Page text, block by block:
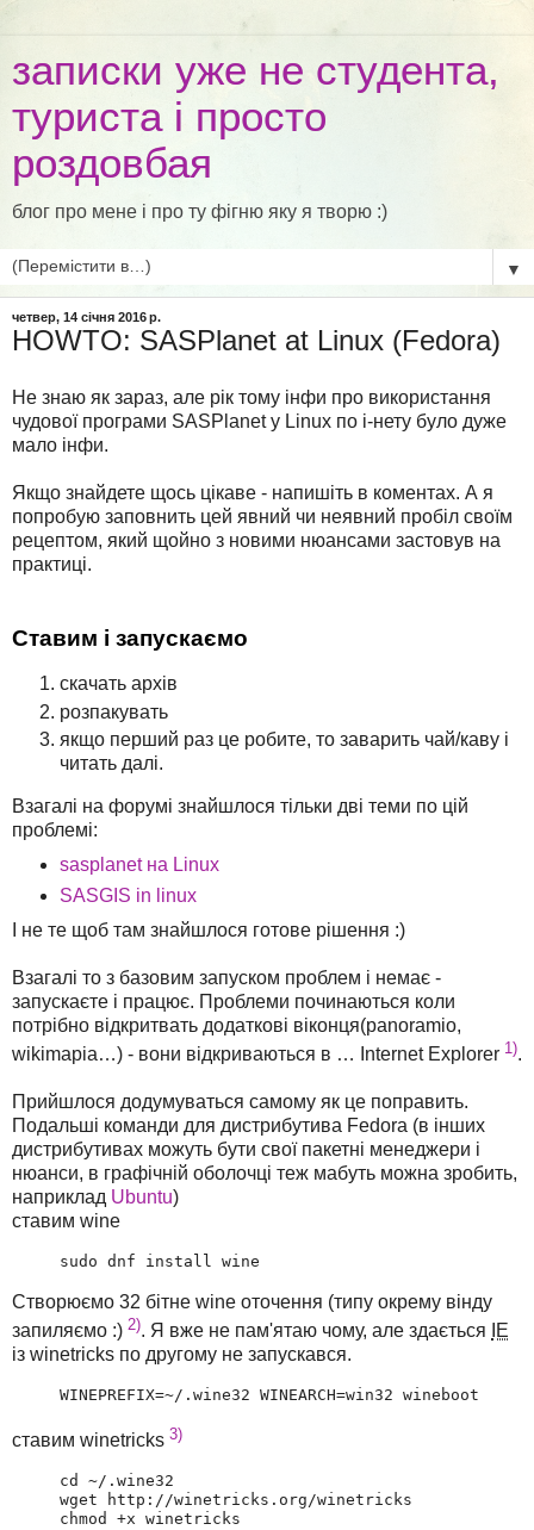
записки уже не студента,
туриста і просто
роздовбая
блог про мене і про ту фігню яку я творю :)
▼
четвер, 14 січня 2016 р.
HOWTO: SASPlanet at Linux (Fedora)
Не знаю як зараз, але рік тому інфи про використання
чудової програми SASPlanet у Linux по і-нету було дуже
мало інфи.
Якщо знайдете щось цікаве - напишіть в коментах. А я
попробую заповнить цей явний чи неявний пробіл своїм
рецептом, який щойно з новими нюансами застовув на
практиці.
Ставим і запускаємо
скачать архів
розпакувать
якщо перший раз це робите, то заварить чай/каву і
читать далі.
Взагалі на форумі знайшлося тільки дві теми по цій
проблемі:
sasplanet на Linux
SASGIS in linux
І не те щоб там знайшлося готове рішення :)
Взагалі то з базовим запуском проблем і немає -
запускаєте і працює. Проблеми починаються коли
потрібно відкритвать додаткові віконця(panoramio,
wikimapia…) - вони відкриваються в … Internet Explorer 1).
Прийшлося додумуваться самому як це поправить.
Подальші команди для дистрибутива Fedora (в інших
дистрибутивах можуть бути свої пакетні менеджери і
нюанси, в графічній оболочці теж мабуть можна зробить,
наприклад Ubuntu)
ставим wine
sudo dnf install wine
Створюємо 32 бітне wine оточення (типу окрему вінду
запиляємо :) 2). Я вже не пам'ятаю чому, але здається
IE
із winetricks по другому не запускався.
WINEPREFIX=~/.wine32 WINEARCH=win32 wineboot
ставим winetricks 3)
cd ~/.wine32
wget http://winetricks.org/winetricks
chmod +x winetricks